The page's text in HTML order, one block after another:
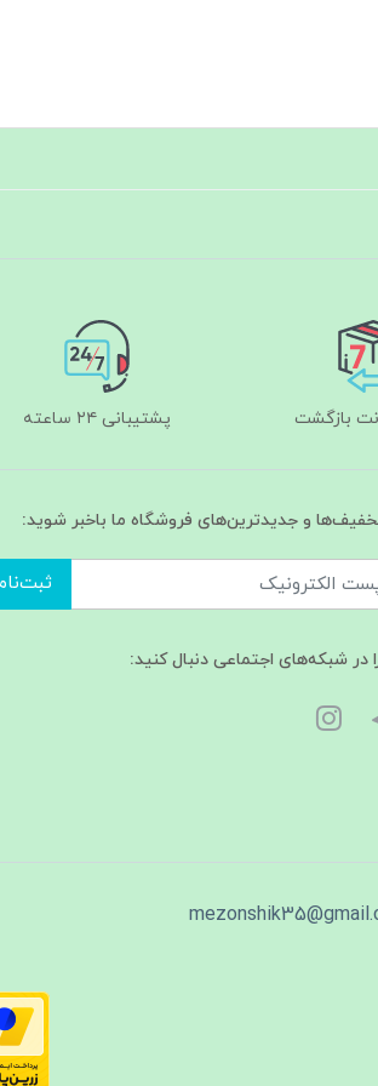
پشتیبانی ۲۴ ساعته
و جدیدترین‌های فروشگاه ما باخبر شوید:
در شبکه‌های اجتماعی دنبال کنید: